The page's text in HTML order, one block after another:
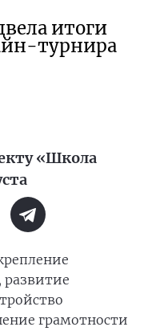
итоги
турнира
«Школа
развитие
грамотности